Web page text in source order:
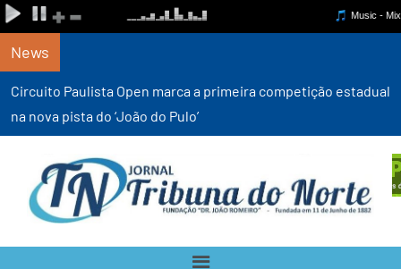
News
Circuito Paulista Open marca a primeira competição estadual
na nova pista do ‘João do Pulo’